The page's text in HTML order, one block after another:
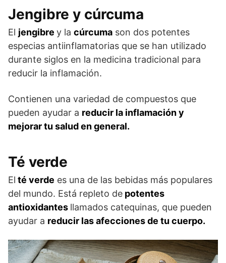
Jengibre y cúrcuma
El jengibre y la cúrcuma son dos potentes
especias antiinflamatorias que se han utilizado
durante siglos en la medicina tradicional para
reducir la inflamación.
Contienen una variedad de compuestos que
pueden ayudar a reducir la inflamación y
mejorar tu salud en general.
Té verde
El té verde es una de las bebidas más populares
del mundo. Está repleto de potentes
antioxidantes llamados catequinas, que pueden
ayudar a reducir las afecciones de tu cuerpo.